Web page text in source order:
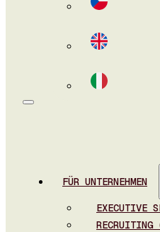
FÜR UNTERNEHMEN
EXECUTIVE
RECRUITING